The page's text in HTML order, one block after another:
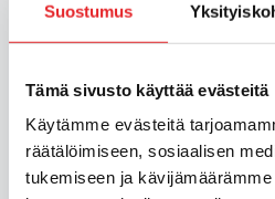
Suostumus
Tämä sivusto käyttää evästeitä
Käytämme evästeitä
räätälöimiseen, sosiaalisen
tukemiseen ja
haluan ajokortin?
Mikä ihmeen